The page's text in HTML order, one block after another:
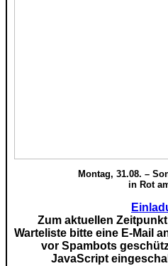
Montag, 31.08. –
in Rot
Zum aktuellen
Warteliste bitte eine E-Mail
vor Spambots
JavaScript